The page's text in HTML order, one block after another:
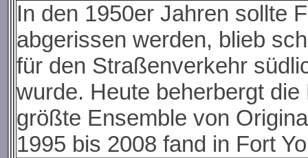
In den 1950er Jahren sollte
abgerissen werden, blieb
für den Straßenverkehr
wurde. Heute beherbergt
größte Ensemble von
1995 bis 2008 fand in Fort